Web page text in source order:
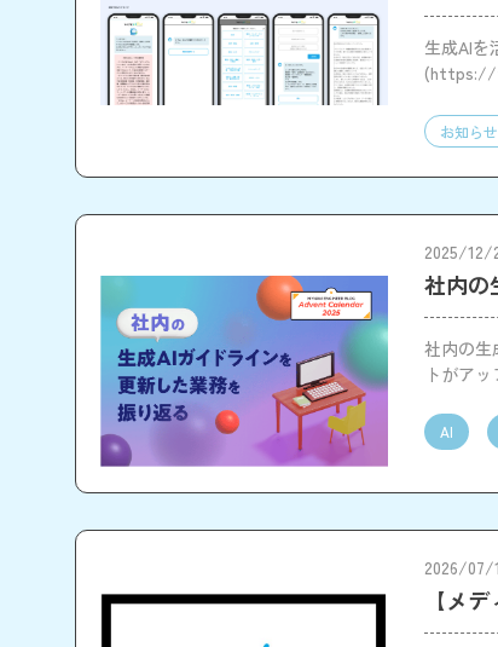
生成AIを
(https://
お知らせ
2025/12/
社内の
社内の生
トがア
AI
2026/07/
【メ